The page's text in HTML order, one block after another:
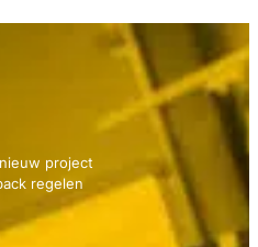
project
regelen